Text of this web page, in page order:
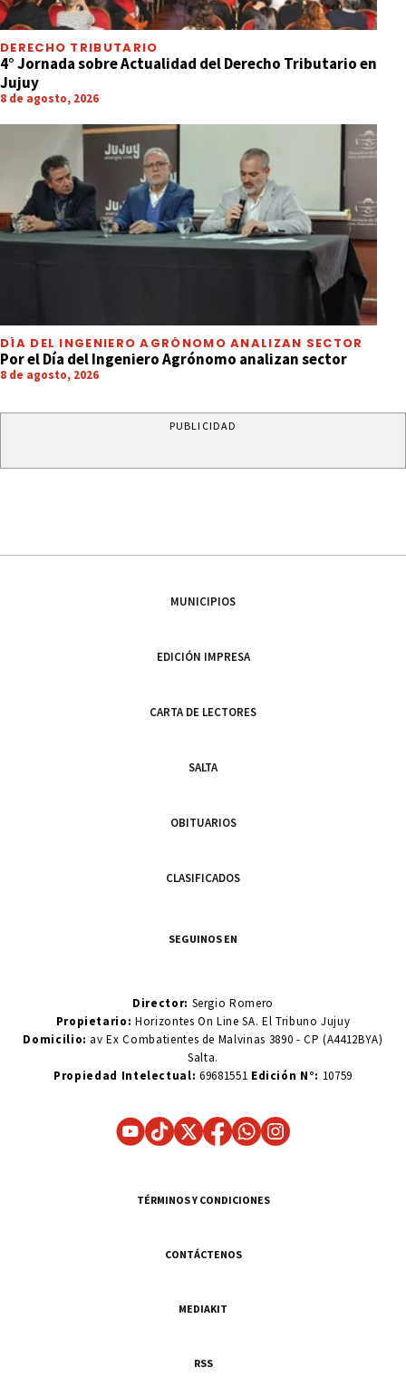
DERECHO TRIBUTARIO
4° Jornada sobre Actualidad del Derecho Tributario en
Jujuy
8 de agosto, 2026
DÍA DEL INGENIERO AGRÓNOMO ANALIZAN SECTOR
Por el Día del Ingeniero Agrónomo analizan sector
8 de agosto, 2026
PUBLICIDAD
MUNICIPIOS
EDICIÓN IMPRESA
CARTA DE LECTORES
SALTA
OBITUARIOS
CLASIFICADOS
SEGUINOS EN
Director: Sergio Romero
Propietario:Horizontes On Line SA. El Tribuno Jujuy
Domicilio: av Ex Combatientes de Malvinas 3890 - CP (A4412BYA)
Salta.
Propiedad Intelectual: 69681551 Edición N°: 10759
TÉRMINOS Y CONDICIONES
CONTÁCTENOS
MEDIAKIT
RSS